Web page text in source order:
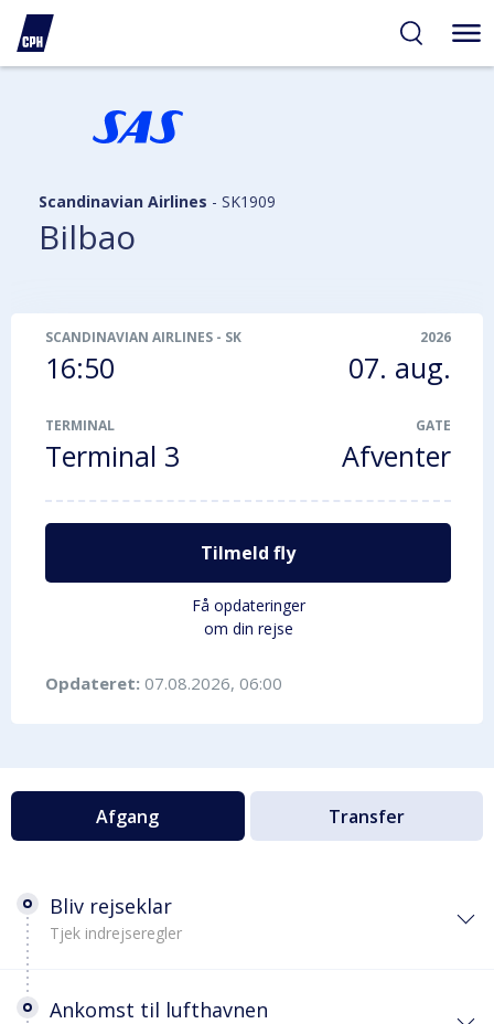
Scandinavian Airlines - SK1909
Bilbao
SCANDINAVIAN AIRLINES - SK1909
16:50
2026
07. aug.
TERMINAL
Terminal 3
GATE
Afventer
Tilmeld fly
Få opdateringer
om din rejse
Opdateret: 07.08.2026, 06:00
Afgang Transfer
Bliv rejseklar
Tjek indrejseregler
Ankomst til lufthavnen